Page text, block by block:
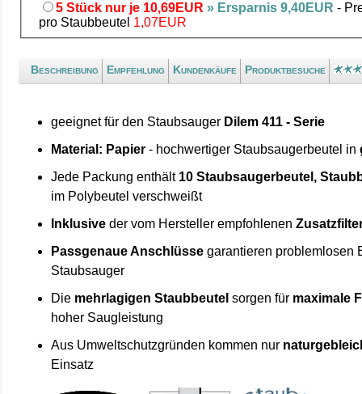
5 Stück nur je 10,69EUR » Ersparnis 9,40EUR -
pro Staubbeutel 1,07EUR
Beschreibung Empfehlung Kundenkäufe Produktbesuche
geeignet für den Staubsauger Dilem 411 - Serie
Material: Papier - hochwertiger Staubsaugerbeutel in
Jede Packung enthält 10 Staubsaugerbeutel,
im Polybeutel verschweißt
Inklusive der vom Hersteller empfohlenen
Passgenaue Anschlüsse garantieren problemlosen
Staubsauger
Die mehrlagigen Staubbeutel sorgen für maximale
hoher Saugleistung
Aus Umweltschutzgründen kommen nur
Einsatz